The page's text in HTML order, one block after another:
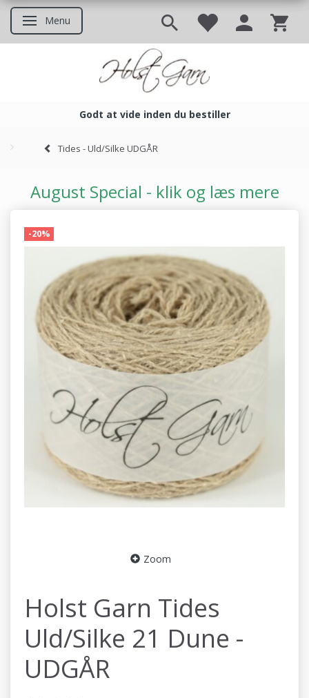
Skifte navigation
Menu
Godt at vide inden du bestiller
Tides - Uld/Silke UDGÅR
August Special - klik og læs mere
-20%
Zoom
Holst Garn Tides
Uld/Silke 21 Dune -
UDGÅR